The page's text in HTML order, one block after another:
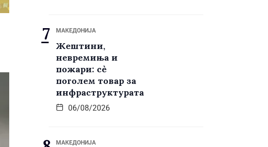
МАКЕДОНИЈА
Жештини,
невремиња и
пожари: сè
поголем товар за
инфраструктурата
06/08/2026
МАКЕДОНИЈА